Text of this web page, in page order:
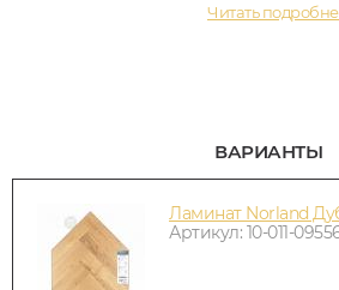
Читать
ВАРИАНТЫ
Ламинат Norland
Артикул: 10-011-